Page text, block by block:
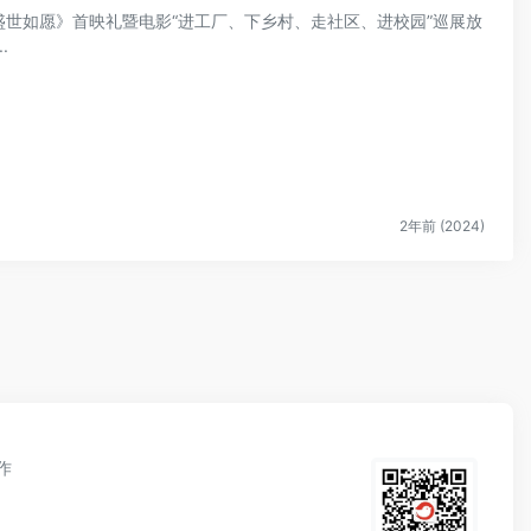
如愿》首映礼暨电影“进工厂、下乡村、走社区、进校园”巡展放
2年前 (2024)